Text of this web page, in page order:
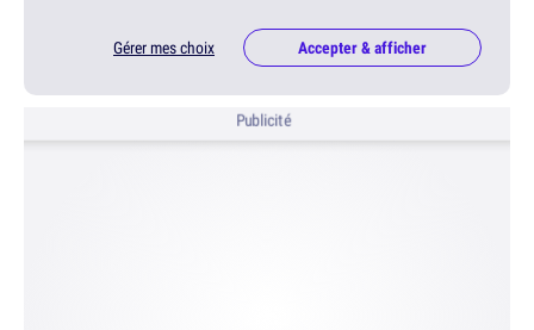
Gérer mes choix Accepter & afficher
Publicité